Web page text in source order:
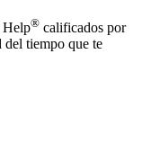
Help® calificados por
del tiempo que te